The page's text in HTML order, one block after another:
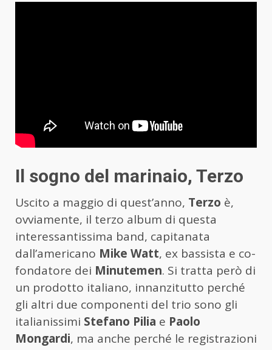
Il sogno del marinaio, Terzo
Uscito a maggio di quest’anno, Terzo è,
ovviamente, il terzo album di questa
interessantissima band, capitanata
dall’americano Mike Watt, ex bassista e co-
fondatore dei Minutemen. Si tratta però di
un prodotto italiano, innanzitutto perché
gli altri due componenti del trio sono gli
italianissimi Stefano Pilia e Paolo
Mongardi, ma anche perché le registrazioni